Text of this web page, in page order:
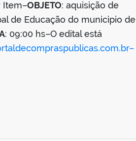
Item–OBJETO: aquisição de
de Educação do municipio de
: 09:00 hs–O edital está